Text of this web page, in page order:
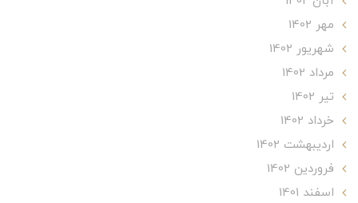
مهر 1402
شهریور 1402
مرداد 1402
تير 1402
خرداد 1402
ارديبهشت 1402
فروردین 1402
اسفند 1401